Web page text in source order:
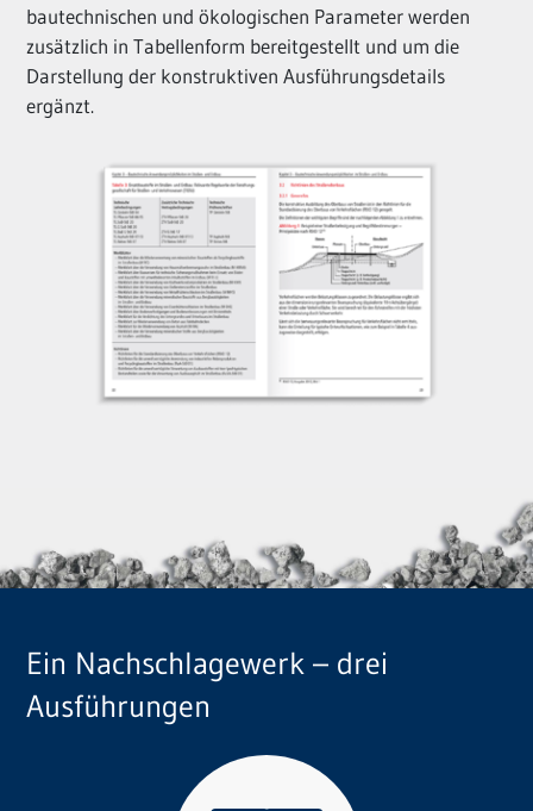
bautechnischen und ökologischen Parameter werden
zusätzlich in Tabellenform bereitgestellt und um die
Darstellung der konstruktiven Ausführungsdetails
ergänzt.
Ein Nachschlagewerk – drei
Ausführungen